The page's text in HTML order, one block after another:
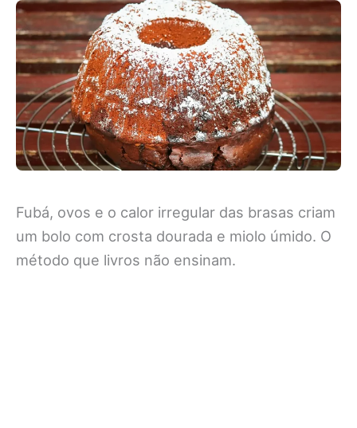
Fubá, ovos e o calor irregular das brasas criam
um bolo com crosta dourada e miolo úmido. O
método que livros não ensinam.